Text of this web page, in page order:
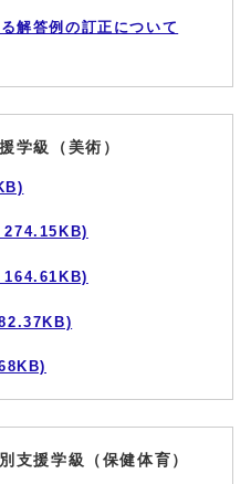
解答例の訂正について
学級（美術）
274.15KB)
164.61KB)
支援学級（保健体育）